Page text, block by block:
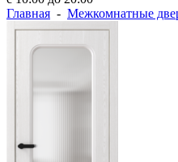
Главная - Межкомнатные